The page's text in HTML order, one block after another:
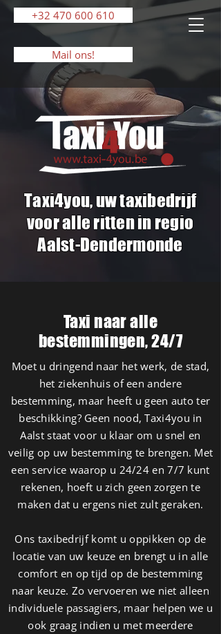
+32 470 600 610
Mail ons!
Taxi4you, uw taxibedrijf
voor alle ritten in regio
Aalst-Dendermonde
Taxi naar alle
bestemmingen, 24/7
Moet u dringend naar het werk, de stad,
het ziekenhuis of een andere
bestemming, maar heeft u geen auto ter
beschikking? Geen nood, Taxi4you in
Aalst staat voor u klaar om u snel en
veilig op uw bestemming te brengen. Met
een service waarop u 24/24 en 7/7 kunt
rekenen, hoeft u zich geen zorgen te
maken dat u ergens niet zult geraken.
Ons taxibedrijf komt u oppikken op de
locatie van uw keuze en brengt u in alle
comfort en op tijd op de bestemming
naar keuze. Zo vervoeren we niet alleen
individuele passagiers, maar helpen we u
ook graag indien u met meerdere